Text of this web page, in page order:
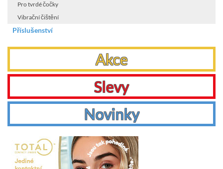
Pro tvrdé čočky
Vibrační čištění
Příslušenství
Akce
Slevy
Novinky